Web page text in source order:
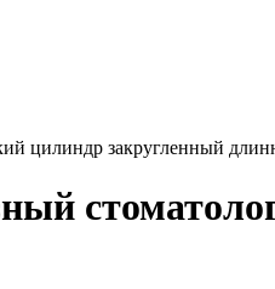
цилиндр закругленный